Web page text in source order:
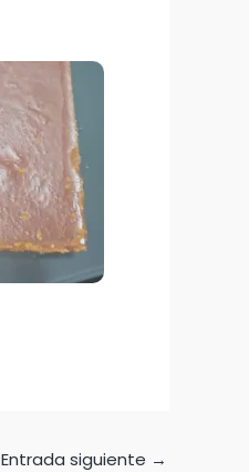
Entrada siguiente →